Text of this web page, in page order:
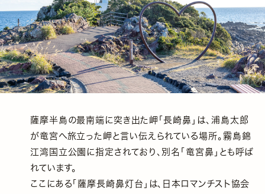
薩摩半島の最南端に突き出た岬「長崎鼻」は、浦島太郎
が竜宮へ旅立った岬と言い伝えられている場所。霧島錦
江湾国立公園に指定されており、別名「竜宮鼻」とも呼ば
れています。
ここにある「薩摩長崎鼻灯台」は、日本ロマンチスト協会